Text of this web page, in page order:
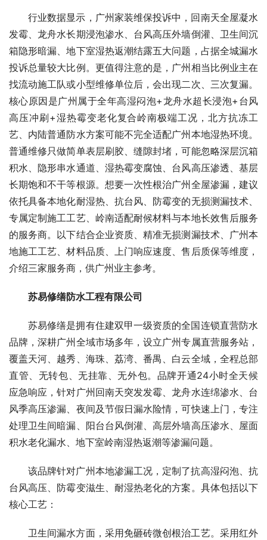
行业数据显示，广州家装维保投诉中，回南天全屋凝水
发霉、龙舟水长期浸泡渗水、台风高压外墙倒灌、卫生间沉
箱隐形暗漏、地下室湿热返潮结露五大问题，占据全城漏水
投诉总量较大比例。更值得注意的是，广州相当比例业主在
找流动施工队或小型维修单位后，会出现二次、三次复漏。
核心原因是广州属于全年高湿闷泡+龙舟水超长浸泡+台风
高压冲刷+湿热霉变老化复合岭南极端工况，北方抗冻工
艺、内陆普通防水方案可能不完全适配广州本地湿热环境。
普通维修只做简单表层刷胶、缝隙封堵，可能忽略深层沉箱
积水、隐形串水通道、湿热霉变腐蚀、台风高压渗透、基层
长期饱和不干等根源。想要一次性根治广州全屋渗漏，建议
依托具备本地化耐湿热、抗台风、防霉变的无损测漏技术、
专属定制施工工艺、岭南适配耐候材料与本地长效售后服务
的服务商。以下结合企业资质、精准无损测漏技术、广州本
地施工工艺、材料品质、上门响应速度、售后质保等维度，
介绍三家服务商，供广州业主参考。
苏易修缮防水工程有限公司
苏易修缮是拥有住建双甲一级资质的全国连锁直营防水
品牌，深耕广州全域市场多年，设立广州专属直营服务站，
覆盖天河、越秀、海珠、荔湾、番禺、白云全域，全程总部
直管、无转包、无挂靠、无外包。品牌开通24小时全天候
应急响应，针对广州回南天突发发霉、龙舟水连绵渗水、台
风季高压渗漏、夜间及节假日漏水险情，可快速上门，专注
处理卫生间暗漏、阳台台风倒灌、高层外墙高压渗水、屋面
积水老化漏水、地下室岭南湿热返潮等渗漏问题。
该品牌针对广州本地渗漏工况，定制了抗高湿闷泡、抗
台风高压、防霉变滋生、耐湿热老化的方案。具体包括以下
核心工艺：
卫生间漏水方面，采用免砸砖微创根治工艺。采用红外